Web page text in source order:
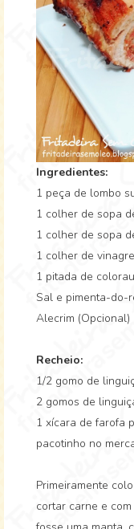
Ingredientes:
1 peça de lombo
1 colher de sopa
1 colher de sopa
1 colher de vinagre
1 pitada de
Sal e pimenta-do-
Alecrim (Opcional)
Recheio:
1/2 gomo de
2 gomos de
1 xícara de farofa
pacotinho no
Primeiramente
cortar carne e